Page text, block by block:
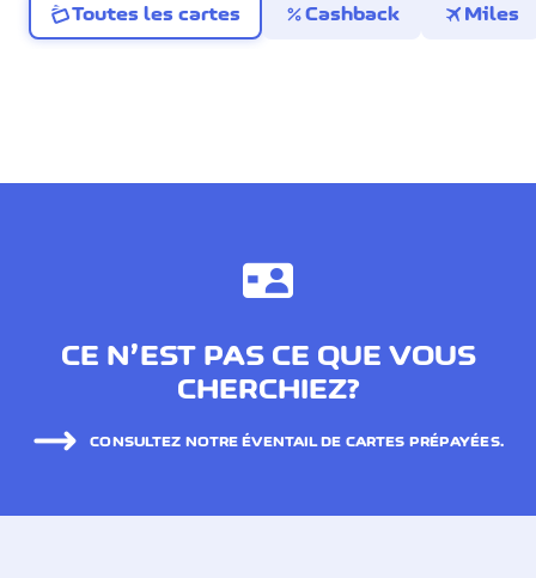
Toutes les cartes percentCashback travel Miles
CE N’EST PAS CE QUE VOUS
CHERCHIEZ?
CONSULTEZ NOTRE ÉVENTAIL DE CARTES PRÉPAYÉES.